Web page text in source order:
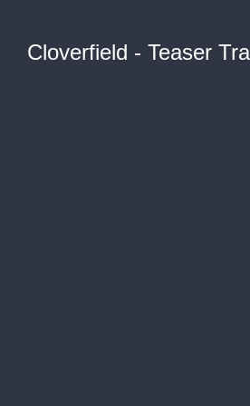
Cloverfield - Teaser